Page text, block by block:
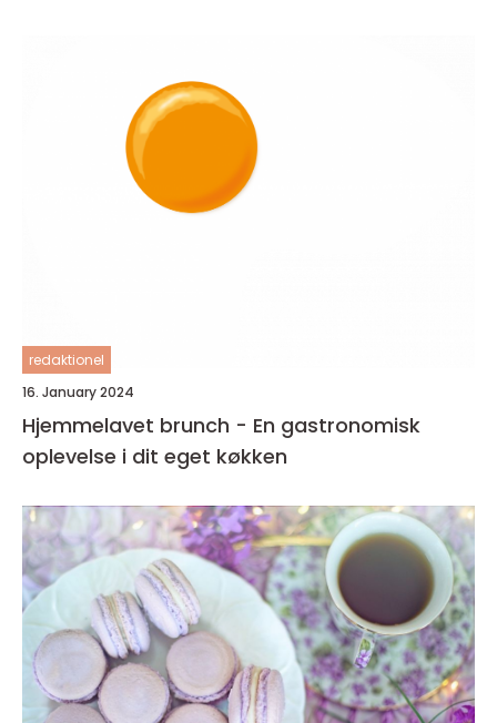
redaktionel
16. January 2024
Hjemmelavet brunch - En gastronomisk
oplevelse i dit eget køkken